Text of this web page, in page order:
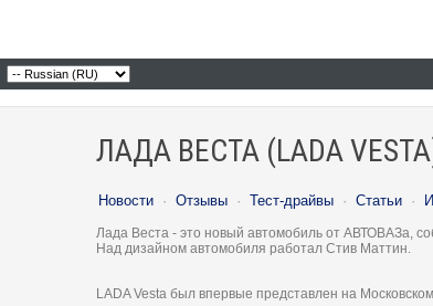
ЛАДА ВЕСТА (LADA
Новости · Отзывы · Тест-драйвы · Статьи ·
Лада Веста - это новый автомобиль от АВТОВАЗа,
Над дизайном автомобиля работал Стив Маттин.
LADA Vesta был впервые представлен на